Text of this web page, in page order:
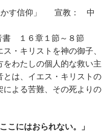
かす信仰」 宣教： 中
１６章１節～８節
・キリストを神の御子、
わたしの個人的な救い主
とは、イエス・キリストの
よる苦難、その死よりの
こにはおられない。」